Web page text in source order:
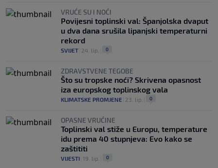
VRUĆE SU I NOĆI
Povijesni toplinski val: Španjolska dvaput
u dva dana srušila lipanjski temperaturni
rekord
SVIJET 24. lip. 0
ZDRAVSTVENE TEGOBE
Što su tropske noći? Skrivena opasnost
iza europskog toplinskog vala
KLIMATSKE PROMJENE 23. lip. 0
OPASNE VRUĆINE
Toplinski val stiže u Europu, temperature
idu prema 40 stupnjeva: Evo kako se
zaštititi
VIJESTI 19. lip. 0